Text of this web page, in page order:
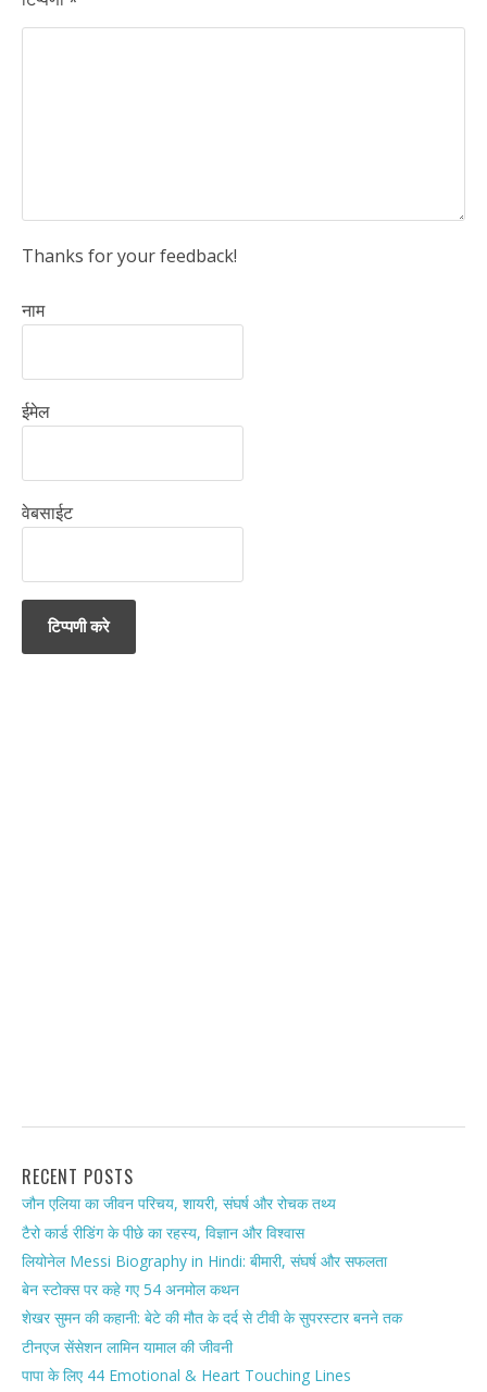
Thanks for your feedback!
नाम
ईमेल
वेबसाईट
RECENT POSTS
जौन एलिया का जीवन परिचय, शायरी, संघर्ष और रोचक तथ्य
टैरो कार्ड रीडिंग के पीछे का रहस्य, विज्ञान और विश्वास
लियोनेल Messi Biography in Hindi: बीमारी, संघर्ष और सफलता
बेन स्टोक्स पर कहे गए 54 अनमोल कथन
शेखर सुमन की कहानी: बेटे की मौत के दर्द से टीवी के सुपरस्टार बनने तक
टीनएज सेंसेशन लामिन यामाल की जीवनी
पापा के लिए 44 Emotional & Heart Touching Lines